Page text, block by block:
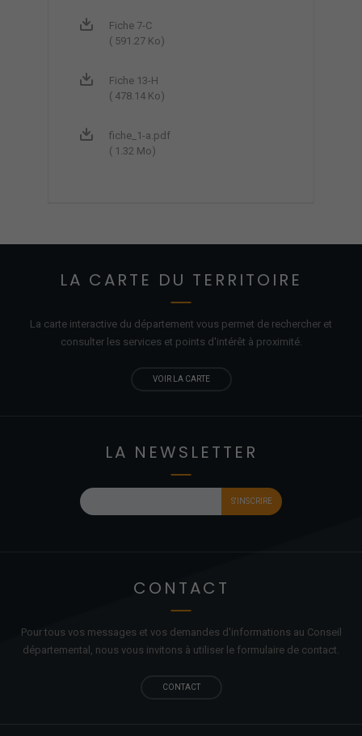
Fiche 7-C
( 591.27 Ko)
Fiche 13-H
( 478.14 Ko)
fiche_1-a.pdf
( 1.32 Mo)
LA CARTE DU TERRITOIRE
La carte interactive du département vous permet de rechercher et
consulter les services et points d'intérêt à proximité.
VOIR LA CARTE
LA NEWSLETTER
CONTACT
Pour tous vos messages et vos demandes d'informations au Conseil
départemental, nous vous invitons à utiliser le formulaire de contact.
CONTACT